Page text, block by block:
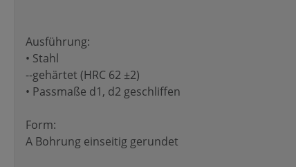
Ausführung:
• Stahl
--gehärtet (HRC 62 ±2)
• Passmaße d1, d2 geschliffen
Form:
A Bohrung einseitig gerundet